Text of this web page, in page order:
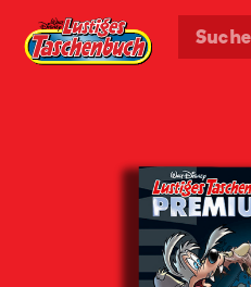
Walt Disneys